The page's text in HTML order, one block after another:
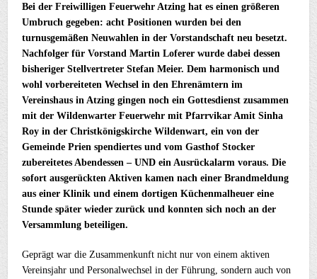
Bei der Freiwilligen Feuerwehr Atzing hat es einen größeren
Umbruch gegeben: acht Positionen wurden bei den
turnusgemäßen Neuwahlen in der Vorstandschaft neu besetzt.
Nachfolger für Vorstand Martin Loferer wurde dabei dessen
bisheriger Stellvertreter Stefan Meier. Dem harmonisch und
wohl vorbereiteten Wechsel in den Ehrenämtern im
Vereinshaus in Atzing gingen noch ein Gottesdienst zusammen
mit der Wildenwarter Feuerwehr mit Pfarrvikar Amit Sinha
Roy in der Christkönigskirche Wildenwart, ein von der
Gemeinde Prien spendiertes und vom Gasthof Stocker
zubereitetes Abendessen – UND ein Ausrückalarm voraus. Die
sofort ausgerückten Aktiven kamen nach einer Brandmeldung
aus einer Klinik und einem dortigen Küchenmalheuer eine
Stunde später wieder zurück und konnten sich noch an der
Versammlung beteiligen.
Geprägt war die Zusammenkunft nicht nur von einem aktiven
Vereinsjahr und Personalwechsel in der Führung, sondern auch von